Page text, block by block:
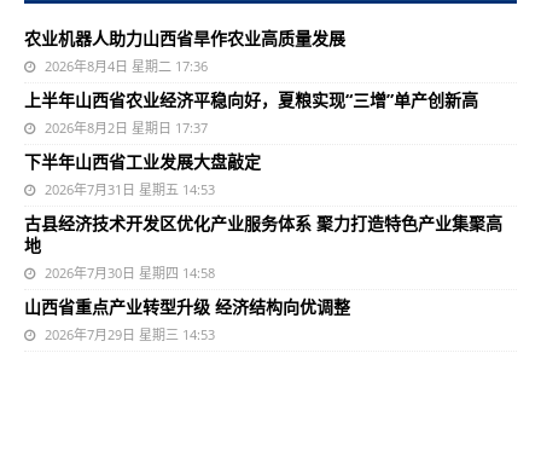
农业机器人助力山西省旱作农业高质量发展
2026年8月4日 星期二 17:36
上半年山西省农业经济平稳向好，夏粮实现“三增”单产创新高
2026年8月2日 星期日 17:37
下半年山西省工业发展大盘敲定
2026年7月31日 星期五 14:53
古县经济技术开发区优化产业服务体系 聚力打造特色产业集聚高
地
2026年7月30日 星期四 14:58
山西省重点产业转型升级 经济结构向优调整
2026年7月29日 星期三 14:53